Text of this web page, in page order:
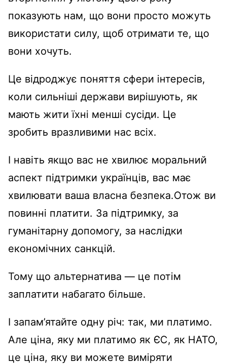
показують нам, що вони просто можуть
використати силу, щоб отримати те, що
вони хочуть.
Це відроджує поняття сфери інтересів,
коли сильніші держави вирішують, як
мають жити їхні менші сусіди. Це
зробить вразливими нас всіх.
І навіть якщо вас не хвилює моральний
аспект підтримки українців, вас має
хвилювати ваша власна безпека.Отож ви
повинні платити. За підтримку, за
гуманітарну допомогу, за наслідки
економічних санкцій.
Тому що альтернатива — це потім
заплатити набагато більше.
І запам’ятайте одну річ: так, ми платимо.
Але ціна, яку ми платимо як ЄС, як НАТО,
це ціна, яку ви можете виміряти